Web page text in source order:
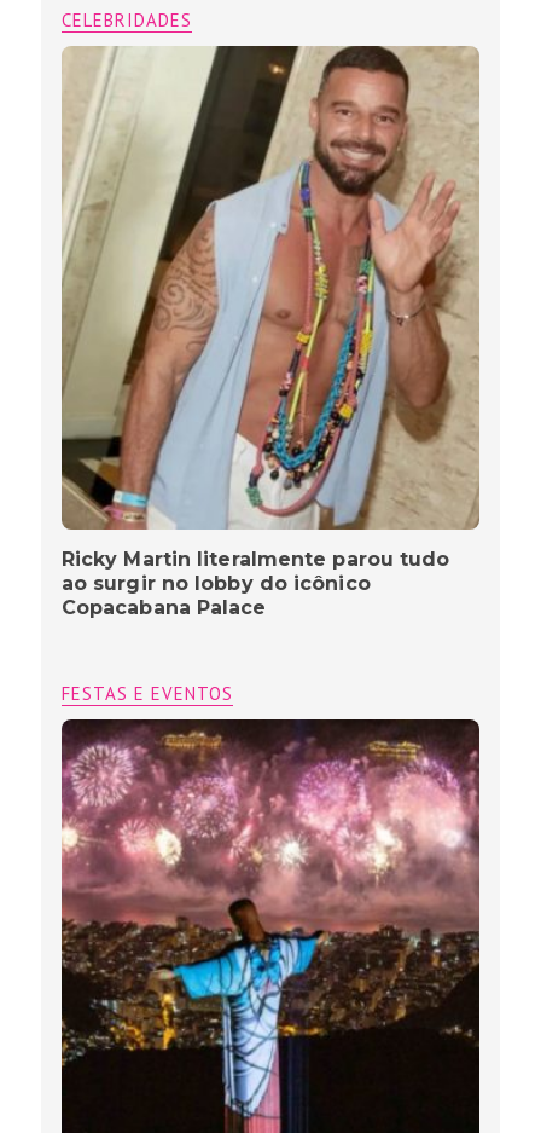
CELEBRIDADES
Ricky Martin literalmente parou tudo
ao surgir no lobby do icônico
Copacabana Palace
FESTAS E EVENTOS